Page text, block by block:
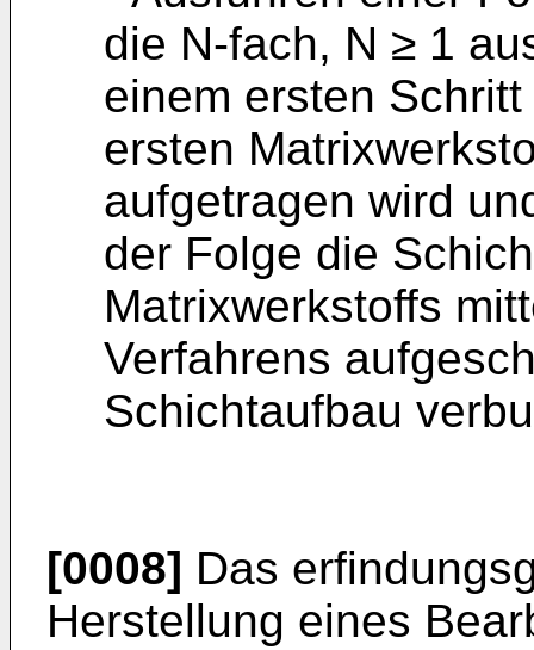
die N-fach, N ≥ 1
einem ersten
ersten
aufgetragen wird
der Folge die
Matrixwerkstoffs
Verfahrens
Schichtaufbau
[0008] Das
Herstellung eines